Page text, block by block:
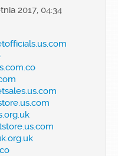
2017, 04:34